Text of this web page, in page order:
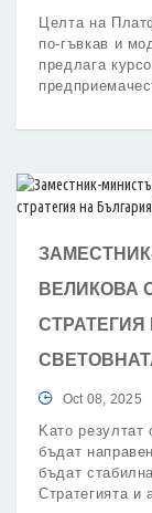
Целта на
по-гъвкав и
предлага
ВЕЛИКОВА
Oct 08, 2025
Kато
бъдат
бъдат
Стратегията и